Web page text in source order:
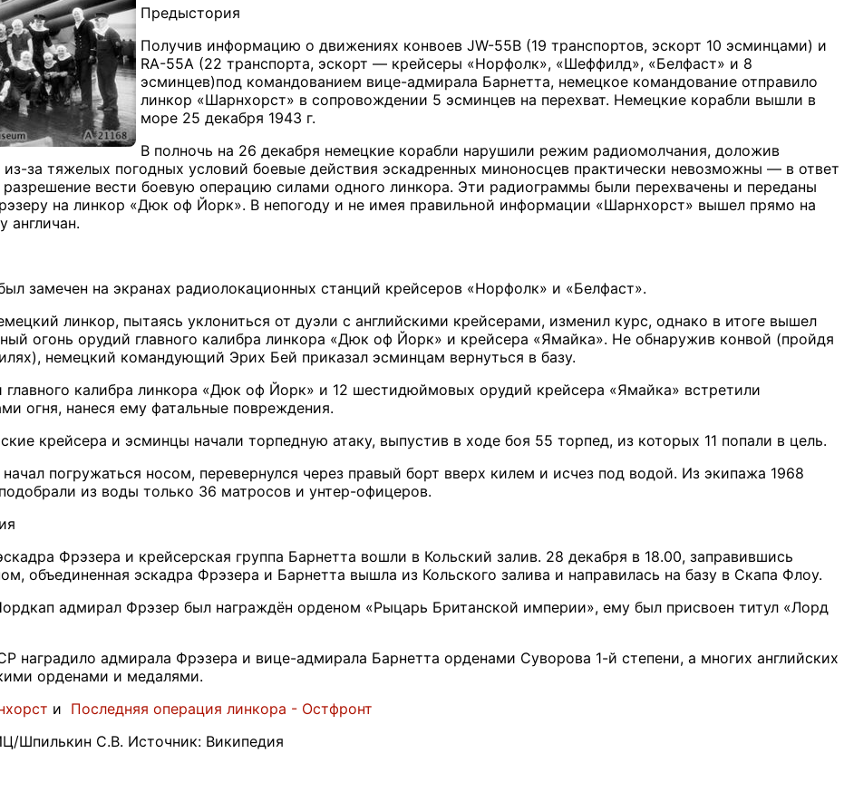
Предыстория
Получив информацию о движениях конвоев JW-55B (19 транспортов, эскорт 10 эсминцами) и
RA-55A (22 транспорта, эскорт — крейсеры «Норфолк», «Шеффилд», «Белфаст» и 8
эсминцев)под командованием вице-адмирала Барнетта, немецкое командование отправило
линкор «Шарнхорст» в сопровождении 5 эсминцев на перехват. Немецкие корабли вышли в
море 25 декабря 1943 г.
В полночь на 26 декабря немецкие корабли нарушили режим радиомолчания, доложив
за тяжелых погодных условий боевые действия эскадренных миноносцев практически невозможны — в ответ
вести боевую операцию силами одного линкора. Эти радиограммы были перехвачены и переданы
на линкор «Дюк оф Йорк». В непогоду и не имея правильной информации «Шарнхорст» вышел прямо на
англичан.
замечен на экранах радиолокационных станций крейсеров «Норфолк» и «Белфаст».
линкор, пытаясь уклониться от дуэли с английскими крейсерами, изменил курс, однако в итоге вышел
огонь орудий главного калибра линкора «Дюк оф Йорк» и крейсера «Ямайка». Не обнаружив конвой (пройдя
немецкий командующий Эрих Бей приказал эсминцам вернуться в базу.
главного калибра линкора «Дюк оф Йорк» и 12 шестидюймовых орудий крейсера «Ямайка» встретили
огня, нанеся ему фатальные повреждения.
крейсера и эсминцы начали торпедную атаку, выпустив в ходе боя 55 торпед, из которых 11 попали в цель.
погружаться носом, перевернулся через правый борт вверх килем и исчез под водой. Из экипажа 1968
из воды только 36 матросов и унтер-офицеров.
Фрэзера и крейсерская группа Барнетта вошли в Кольский залив. 28 декабря в 18.00, заправившись
объединенная эскадра Фрэзера и Барнетта вышла из Кольского залива и направилась на базу в Скапа Флоу.
адмирал Фрэзер был награждён орденом «Рыцарь Британской империи», ему был присвоен титул «Лорд
наградило адмирала Фрэзера и вице-адмирала Барнетта орденами Суворова 1-й степени, а многих английских
орденами и медалями.
и Последняя операция линкора - Остфронт
Шпилькин С.В. Источник: Википедия